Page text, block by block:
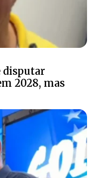
disputar
2028, mas